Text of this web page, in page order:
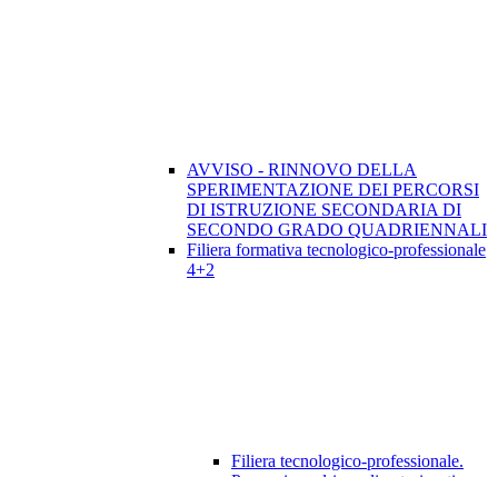
AVVISO - RINNOVO DELLA
SPERIMENTAZIONE DEI PERCORSI
DI ISTRUZIONE SECONDARIA DI
SECONDO GRADO QUADRIENNALI
Filiera formativa tecnologico-professionale
4+2
Filiera tecnologico-professionale.